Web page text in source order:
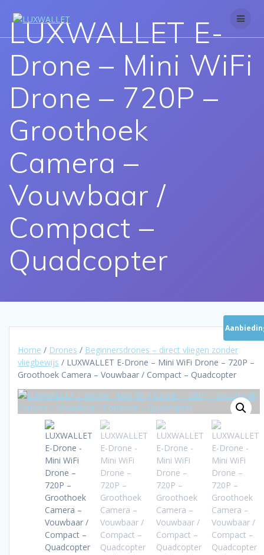
LUXWALLET E-
Drone – Mini WiFi
Drone – 720P –
Groothoek
Camera –
Vouwbaar /
Compact –
Quadcopter
Home / Drones / Beginnersdrones – direct vliegen zonder
vliegbewijs / LUXWALLET E-Drone – Mini WiFi Drone – 720P –
Groothoek Camera – Vouwbaar / Compact – Quadcopter